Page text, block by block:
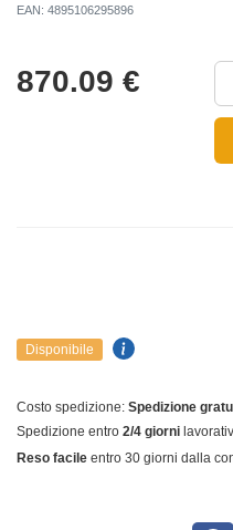
EAN: 4895106295896
870.09 €
Disponibile
Costo spedizione: Spedizione
Spedizione entro 2/4 giorni
Reso facile entro 30 giorni dalla